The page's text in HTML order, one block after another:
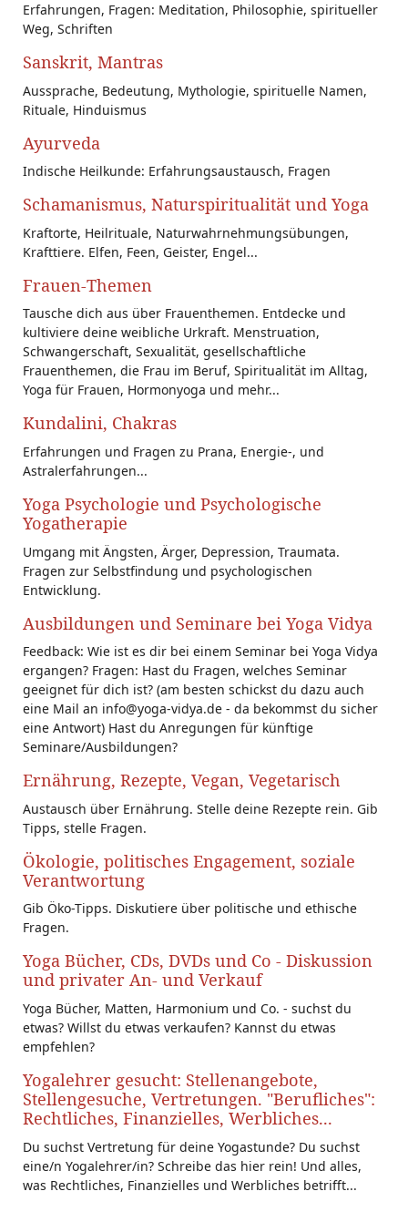
Erfahrungen, Fragen: Meditation, Philosophie, spiritueller
Weg, Schriften
Sanskrit, Mantras
Aussprache, Bedeutung, Mythologie, spirituelle Namen,
Rituale, Hinduismus
Ayurveda
Indische Heilkunde: Erfahrungsaustausch, Fragen
Schamanismus, Naturspiritualität und Yoga
Kraftorte, Heilrituale, Naturwahrnehmungsübungen,
Krafttiere. Elfen, Feen, Geister, Engel...
Frauen-Themen
Tausche dich aus über Frauenthemen. Entdecke und
kultiviere deine weibliche Urkraft. Menstruation,
Schwangerschaft, Sexualität, gesellschaftliche
Frauenthemen, die Frau im Beruf, Spiritualität im Alltag,
Yoga für Frauen, Hormonyoga und mehr...
Kundalini, Chakras
Erfahrungen und Fragen zu Prana, Energie-, und
Astralerfahrungen...
Yoga Psychologie und Psychologische
Yogatherapie
Umgang mit Ängsten, Ärger, Depression, Traumata.
Fragen zur Selbstfindung und psychologischen
Entwicklung.
Ausbildungen und Seminare bei Yoga Vidya
Feedback: Wie ist es dir bei einem Seminar bei Yoga Vidya
ergangen? Fragen: Hast du Fragen, welches Seminar
geeignet für dich ist? (am besten schickst du dazu auch
eine Mail an info@yoga-vidya.de - da bekommst du sicher
eine Antwort) Hast du Anregungen für künftige
Seminare/Ausbildungen?
Ernährung, Rezepte, Vegan, Vegetarisch
Austausch über Ernährung. Stelle deine Rezepte rein. Gib
Tipps, stelle Fragen.
Ökologie, politisches Engagement, soziale
Verantwortung
Gib Öko-Tipps. Diskutiere über politische und ethische
Fragen.
Yoga Bücher, CDs, DVDs und Co - Diskussion
und privater An- und Verkauf
Yoga Bücher, Matten, Harmonium und Co. - suchst du
etwas? Willst du etwas verkaufen? Kannst du etwas
empfehlen?
Yogalehrer gesucht: Stellenangebote,
Stellengesuche, Vertretungen. "Berufliches":
Rechtliches, Finanzielles, Werbliches...
Du suchst Vertretung für deine Yogastunde? Du suchst
eine/n Yogalehrer/in? Schreibe das hier rein! Und alles,
was Rechtliches, Finanzielles und Werbliches betrifft...